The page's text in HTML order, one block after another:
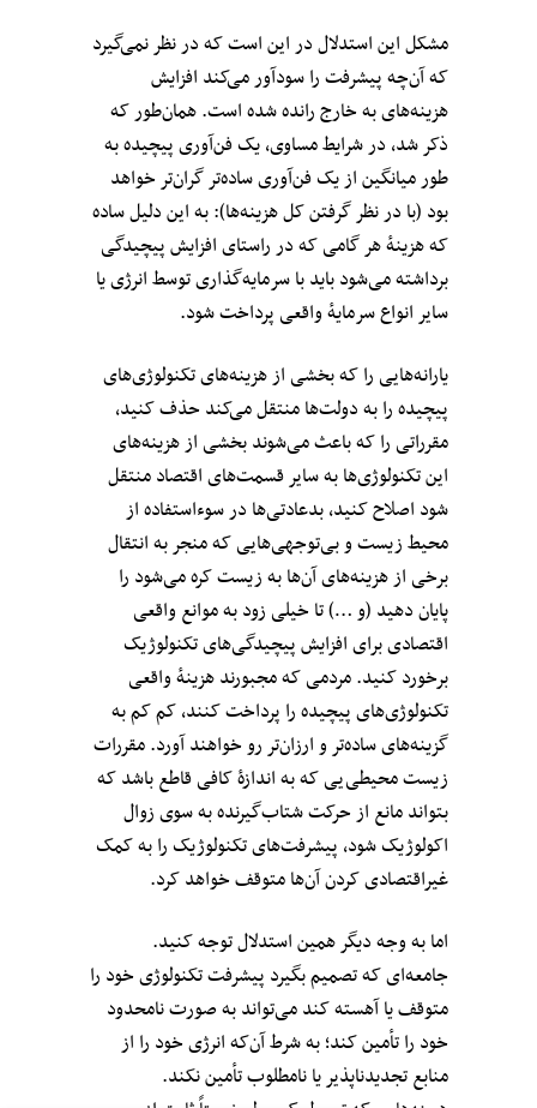
مشکل این استدلال در این است که در نظر نمی‌گیرد
که آن‌چه پیشرفت را سودآور می‌کند افزایش
هزینه‌های به خارج رانده شده است. همان‌طور که
ذکر شد، در شرایط مساوی، یک فن‌آوری پیچیده به
طور میانگین از یک فن‌آوری ساده‌تر گران‌تر خواهد
بود (با در نظر گرفتن کل هزینه‌ها): به این دلیل ساده
که هزینهٔ هر گامی که در راستای افزایش پیچیدگی
برداشته می‌شود باید با سرمایه‌گذاری توسط انرژی یا
سایر انواع سرمایهٔ واقعی پرداخت شود.
یارانه‌هایی را که بخشی از هزینه‌های تکنولوژی‌های
پیچیده را به دولت‌ها منتقل می‌کند حذف کنید،
مقرراتی را که باعث می‌شوند بخشی از هزینه‌های
این تکنولوژی‌ها به سایر قسمت‌های اقتصاد منتقل
شود اصلاح کنید، بدعادتی‌ها در سوءاستفاده از
محیط زیست و بی‌توجهی‌هایی که منجر به انتقال
برخی از هزینه‌های آن‌ها به زیست کره می‌شود را
پایان دهید (و …) تا خیلی زود به موانع واقعی
اقتصادی برای افزایش پیچیدگی‌های تکنولوژیک
برخورد کنید. مردمی که مجبورند هزینه‌ٔ واقعی
تکنولوژی‌های پیچیده را پرداخت کنند، کم کم به
گزینه‌های ساده‌تر و ارزان‌تر رو خواهند آورد. مقررات
زیست محیطی‌یی که به اندازه‌ٔ کافی قاطع باشد که
بتواند مانع از حرکت شتاب‌‌گیرنده به سوی زوال
اکولوژیک شود، پیشرفت‌های تکنولوژیک را به کمک
غیراقتصادی کردن آن‌ها متوقف خواهد کرد.
اما به وجه دیگر همین استدلال توجه کنید.
جامعه‌ای که تصمیم بگیرد پیشرفت تکنولوژی خود را
متوقف یا آهسته کند می‌تواند به صورت نامحدود
خود را تأمین کند؛ به شرط آن‌که انرژی خود را از
منابع تجدیدناپذیر یا نامطلوب تأمین نکند.